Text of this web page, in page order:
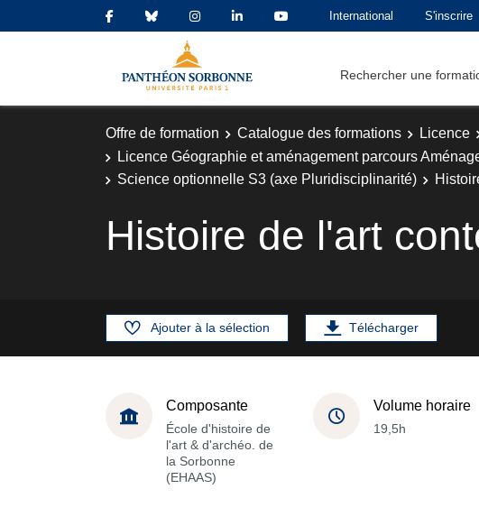
International S'inscrire
Rechercher une
Offre de formation Catalogue des formations Licence
Licence Géographie et aménagement parcours
Science optionnelle S3 (axe Pluridisciplinarité)
Histoire de l'art
Ajouter à la sélection Télécharger
Composante
École d'histoire de
l'art & d'archéo. de
la Sorbonne
(EHAAS)
Volume horaire
19,5h